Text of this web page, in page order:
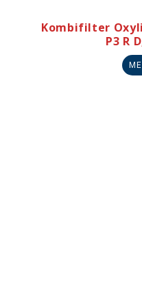
Kombifilter
P3 R